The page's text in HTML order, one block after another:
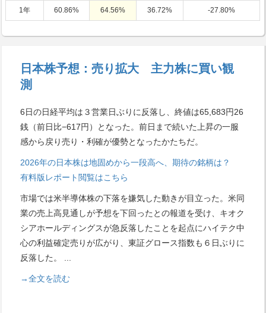
1年 60.86% 64.56% 36.72% -27.80%
日本株予想：売り拡大 主力株に買い観
測
6日の日経平均は３営業日ぶりに反落し、終値は65,683円26
銭（前日比−617円）となった。前日まで続いた上昇の一服
感から戻り売り・利確が優勢となったかたちだ。
2026年の日本株は地固めから一段高へ、期待の銘柄は？
有料版レポート閲覧はこちら
市場では米半導体株の下落を嫌気した動きが目立った。米同
業の売上高見通しが予想を下回ったとの報道を受け、キオク
シアホールディングスが急反落したことを起点にハイテク中
心の利益確定売りが広がり、東証グロース指数も６日ぶりに
反落した。
...
→全文を読む